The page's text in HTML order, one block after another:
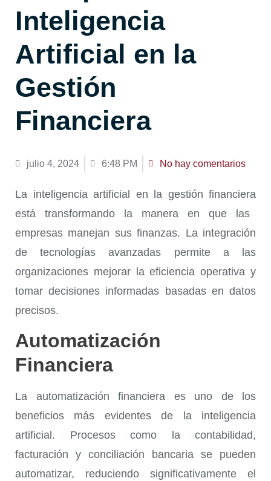
Inteligencia
Artificial en la
Gestión
Financiera
julio 4, 2024 6:48 PM No hay comentarios
La inteligencia artificial en la gestión financiera
está transformando la manera en que las
empresas manejan sus finanzas. La integración
de tecnologías avanzadas permite a las
organizaciones mejorar la eficiencia operativa y
tomar decisiones informadas basadas en datos
precisos.
Automatización
Financiera
La automatización financiera es uno de los
beneficios más evidentes de la inteligencia
artificial. Procesos como la contabilidad,
facturación y conciliación bancaria se pueden
automatizar, reduciendo significativamente el